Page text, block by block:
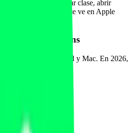
reales en ella (reservar clase, abrir
solo tienes web, Siri te ve en Apple
Safari Suggestions
de iPhone, iPad y Mac. En 2026,
Suggestions).
Apple Maps.